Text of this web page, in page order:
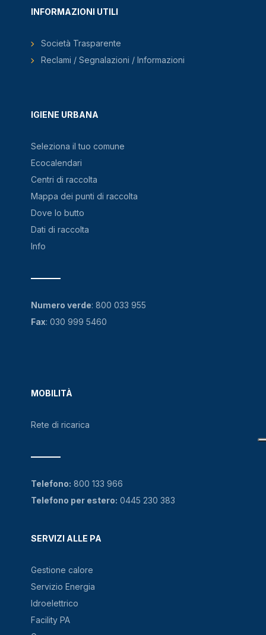
IGIENE URBANA
Seleziona il tuo comune
Ecocalendari
Centri di raccolta
Mappa dei punti di raccolta
Dove lo butto
Dati di raccolta
Info
MOBILITÀ
Rete di ricarica
SERVIZI ALLE PA
Gestione calore
Servizio Energia
Idroelettrico
Facility PA
INFORMAZIONI UTILI
Società Trasparente
Reclami / Segnalazioni / Informazioni
Numero verde: 800 033 955
Fax: 030 999 5460
Telefono: 800 133 966
Telefono per estero: 0445 230 383